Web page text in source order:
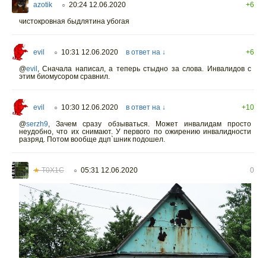
azotik ○ 20:24 12.06.2020
+6
чистокровная быдлятина убогая
evil ○ 10:31 12.06.2020 в ответ на ↓
+6
@evil , Сначала написал, а теперь стыдно за слова. Инвалидов с
этим биомусором сравнил.
evil ○ 10:30 12.06.2020 в ответ на ↓
+10
@serzh9, Зачем сразу обзываться. Может инвалидам просто
неудобно, что их снимают. У первого по ожирению инвалидности
разряд. Потом вообще дцп`шник подошел.
★T0X1C ○ 05:31 12.06.2020 0